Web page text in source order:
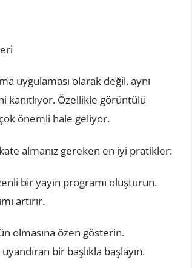
uygulaması olarak değil, aynı
Özellikle görüntülü
önemli hale geliyor.
almanız gereken en iyi pratikler:
bir yayın programı oluşturun.
artırır.
olmasına özen gösterin.
bir başlıkla başlayın.